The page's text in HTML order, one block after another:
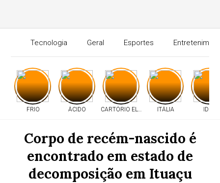
Tecnologia Geral Esportes
FRIO ÁCIDO CARTÓRIO ELEITORALITÁLIA IDEB
Corpo de recém-nascido é
encontrado em estado de
decomposição em Ituaçu